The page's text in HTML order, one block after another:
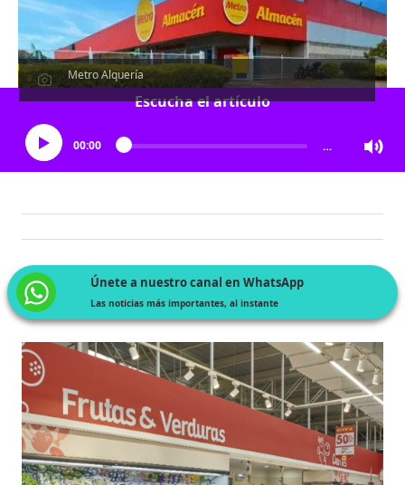
Metro Alquería
Escucha el artículo
00:00 …
Únete a nuestro canal en WhatsApp
Las noticias más importantes, al instante